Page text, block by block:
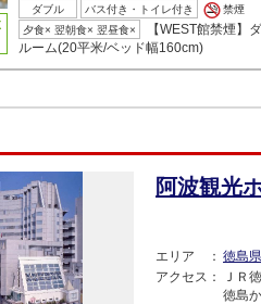
ダブル バス付き・トイレ付き
禁煙
夕食× 翌朝食× 翌昼食×
【WEST館禁煙】
ルーム(20平米/ベッド幅160cm)
阿波観光
エリア 徳島県
アクセス
ＪＲ
徳島